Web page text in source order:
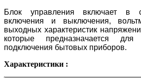
Блок управления включает в
включения и выключения,
выходных характеристик
которые предназначается для
подключения бытовых приборов.
Характеристики :